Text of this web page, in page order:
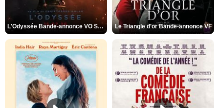
L'Odyssée Bande-annonce VO STFR Le Triangle d'or Bande-annonce VF